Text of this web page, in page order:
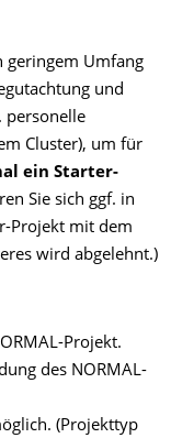
geringem Umfang
und
personelle
Cluster), um für
ein Starter-
Sie sich ggf. in
Projekt mit dem
wird abgelehnt.)
Projekt.
des NORMAL-
(Projekttyp